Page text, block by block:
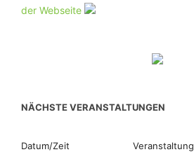
der Webseite
NÄCHSTE VERANSTALTUNGEN
Datum/Zeit Veranstaltung